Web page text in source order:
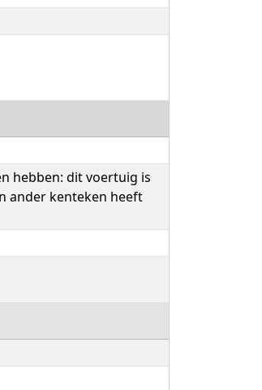
hebben: dit voertuig is
ander kenteken heeft